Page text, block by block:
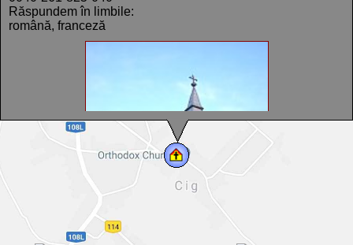
Răspundem în limbile:
română, franceză